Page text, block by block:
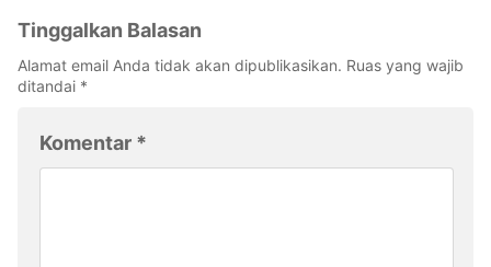
Tinggalkan Balasan
Alamat email Anda tidak akan dipublikasikan. Ruas yang wajib
ditandai *
Komentar *